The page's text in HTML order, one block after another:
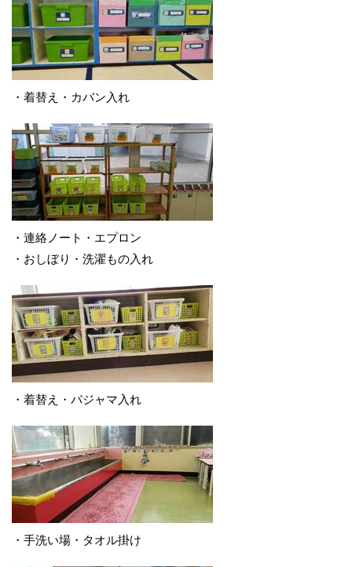
・着替え・カバン入れ
・連絡ノート・エプロン
・おしぼり・洗濯もの入れ
・着替え・パジャマ入れ
・手洗い場・タオル掛け